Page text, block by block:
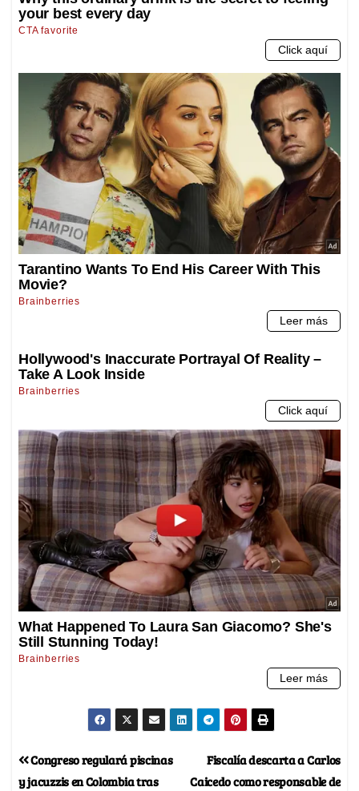
Fiscalía descarta a Carlos
Caicedo como responsable de
Congreso regulará piscinas
y jacuzzis en Colombia tras